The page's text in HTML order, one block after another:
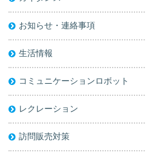
お知らせ・連絡事項
生活情報
コミュニケーションロボット
レクレーション
訪問販売対策